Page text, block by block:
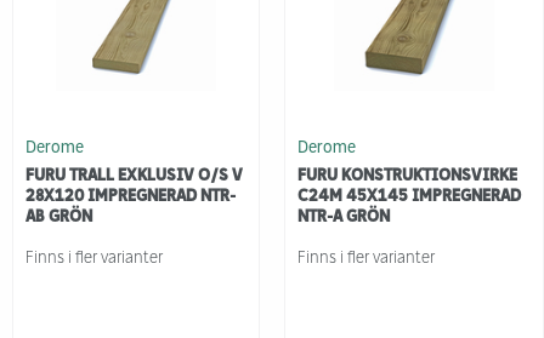
Derome
FURU TRALL EXKLUSIV O/S V
28X120 IMPREGNERAD NTR-
AB GRÖN
Finns i fler varianter
Derome
FURU KONSTRUKTIONSVIRKE
C24M 45X145 IMPREGNERAD
NTR-A GRÖN
Finns i fler varianter